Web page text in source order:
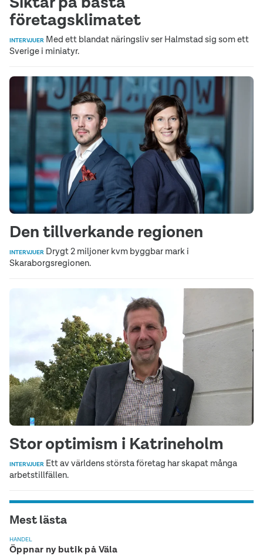
företagsklimatet
INTERVJUER Med ett blandat näringsliv ser Halmstad sig som ett
Sverige i miniatyr.
Den tillverkande regionen
INTERVJUER Drygt 2 miljoner kvm byggbar mark i
Skaraborgsregionen.
Stor optimism i Katrineholm
INTERVJUER Ett av världens största företag har skapat många
arbetstillfällen.
Mest lästa
HANDEL
Öppnar ny butik på Väla